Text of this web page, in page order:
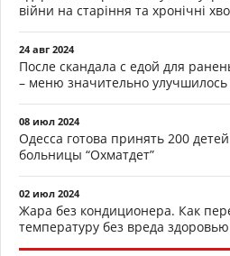
війни на старіння та хронічні
24 авг 2024
После скандала с едой для
– меню значительно улучшилось
08 июл 2024
Одесса готова принять 200
больницы “Охматдет”
02 июл 2024
Жара без кондиционера. Как
температуру без вреда